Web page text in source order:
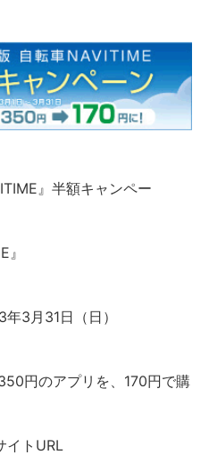
』半額キャンペー
3月31日（日）
円のアプリを、170円で購
イトURL